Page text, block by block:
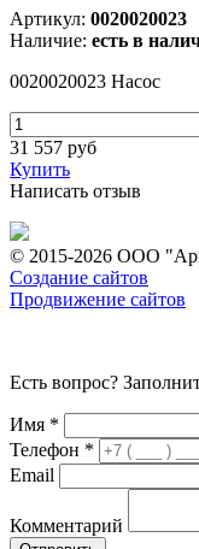
Артикул: 0020020023
Наличие: есть в
0020020023 Насос
31 557 руб
Купить
Написать отзыв
© 2015-2026 ООО
Создание сайтов
Продвижение сайтов
Есть вопрос?
Имя *
Телефон *
Email
Комментарий